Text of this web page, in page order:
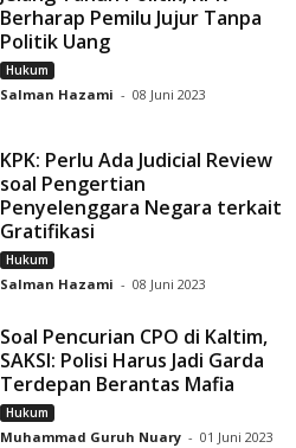
Berharap Pemilu Jujur Tanpa
Politik Uang
Hukum
Salman Hazami - 08 Juni 2023
KPK: Perlu Ada Judicial Review
soal Pengertian
Penyelenggara Negara terkait
Gratifikasi
Hukum
Salman Hazami - 08 Juni 2023
Soal Pencurian CPO di Kaltim,
SAKSI: Polisi Harus Jadi Garda
Terdepan Berantas Mafia
Hukum
Muhammad Guruh Nuary - 01 Juni 2023